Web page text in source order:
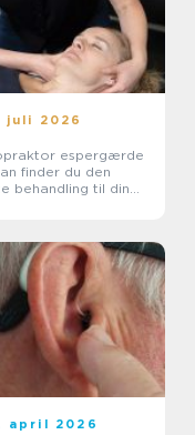
juli 2026
espergærde
finder du den
behandling til dine
april 2026